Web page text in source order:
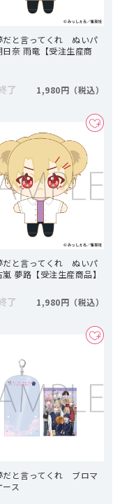
だと言ってくれ ぬいパ
奈 雨竜【受注生産商
了 1,980円
だと言ってくれ ぬいパ
夢路【受注生産商品】
了 1,980円
だと言ってくれ ブロマ
ス